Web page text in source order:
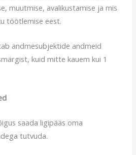
muutmise, avalikustamise ja mis
töötlemise eest.
andmesubjektide andmeid
kuid mitte kauem kui 1
saada ligipääs oma
tutvuda.